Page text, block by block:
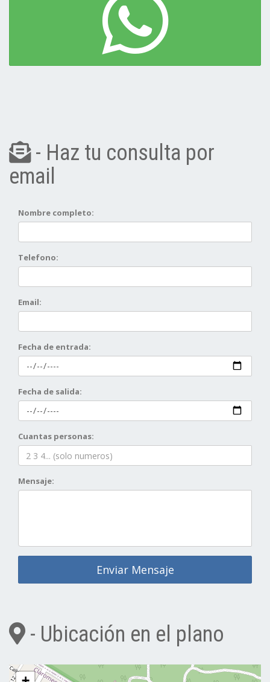
- Haz tu consulta por
email
Nombre completo:
Telefono:
Email:
Fecha de entrada:
Fecha de salida:
Cuantas personas:
Mensaje:
Enviar Mensaje
- Ubicación en el plano